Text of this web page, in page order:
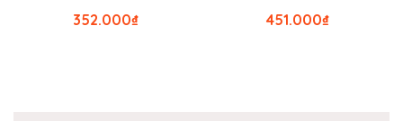
₫
352.000 ₫
451.000